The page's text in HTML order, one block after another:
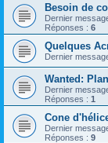
Besoin de
Dernier
Réponses : 6
Quelques
Dernier
Wanted:
Dernier
Réponses : 1
Cone
Dernier
Réponses : 9